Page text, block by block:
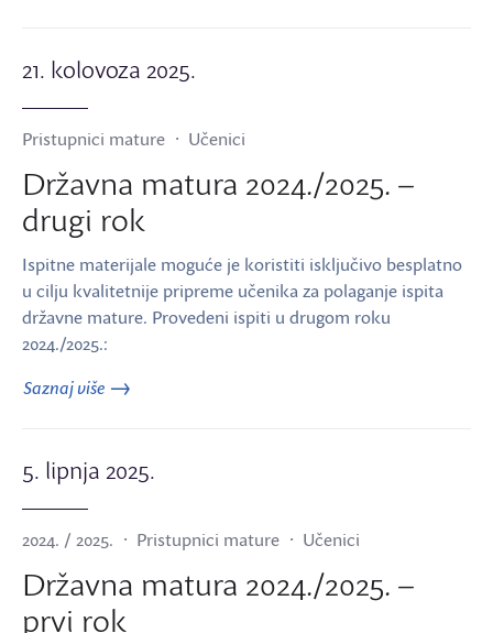
21. kolovoza 2025.
Pristupnici mature Učenici
Državna matura 2024./2025. –
drugi rok
Ispitne materijale moguće je koristiti isključivo besplatno
u cilju kvalitetnije pripreme učenika za polaganje ispita
državne mature. Provedeni ispiti u drugom roku
2024./2025.:
Saznaj više
5. lipnja 2025.
2024. / 2025. Pristupnici mature Učenici
Državna matura 2024./2025. –
prvi rok